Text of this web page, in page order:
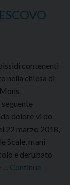
contenenti
nella chiesa di
dolore vi do
22 marzo 2018,
Scale, mani
e derubato
Continue